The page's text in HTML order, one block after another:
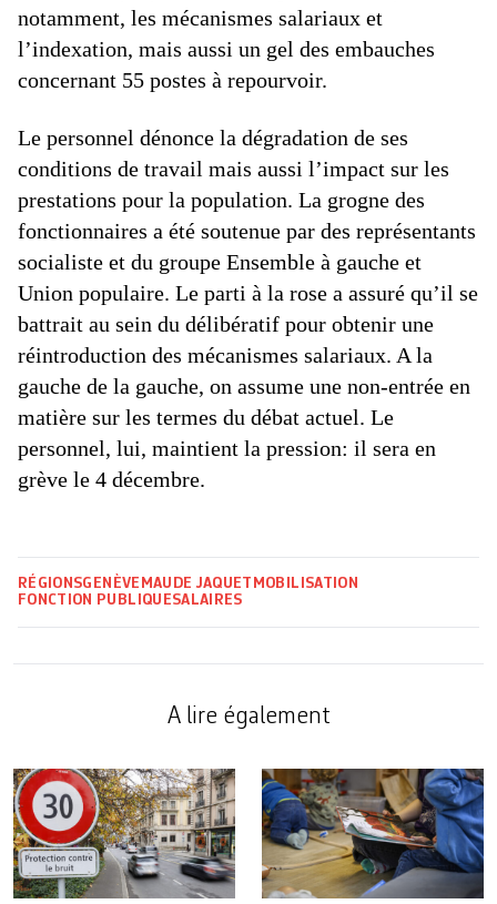
notamment, les mécanismes salariaux et
l’indexation, mais aussi un gel des embauches
concernant 55 postes à repourvoir.
Le personnel dénonce la dégradation de ses
conditions de travail mais aussi l’impact sur les
prestations pour la population. La grogne des
fonctionnaires a été soutenue par des représentants
socialiste et du groupe Ensemble à gauche et
Union populaire. Le parti à la rose a assuré qu’il se
battrait au sein du délibératif pour obtenir une
réintroduction des mécanismes salariaux. A la
gauche de la gauche, on assume une non-entrée en
matière sur les termes du débat actuel. Le
personnel, lui, maintient la pression: il sera en
grève le 4 décembre.
RÉGIONSGENÈVE MAUDE JAQUET MOBILISATION
FONCTION PUBLIQUESALAIRES
A lire également